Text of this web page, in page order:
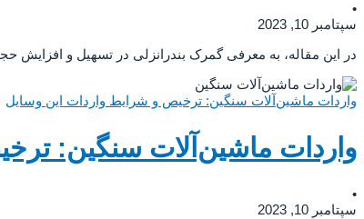
•
سپتامبر 10, 2023
در این مقاله، به معرفی گمرک بندرانزلی در تسهیل و افزایش
واردات ماشین‌آلات سنگین: ترخیص و شرایط واردات این وسایل
واردات ماشین‌آلات سنگین:
•
سپتامبر 10, 2023